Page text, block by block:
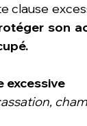
clause
son
excessive